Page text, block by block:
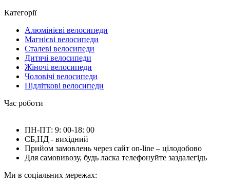
Категорії
Алюмінієві велосипеди
Магнієві велосипеди
Сталеві велосипеди
Дитячі велосипеди
Жіночі велосипеди
Чоловічі велосипеди
Підліткові велосипеди
Час роботи
ПН-ПТ: 9: 00-18: 00
СБ,НД - вихідний
Прийом замовлень через сайт on-line – цілодобово
Для самовивозу, будь ласка телефонуйте заздалегідь
Ми в соціальних мережах: